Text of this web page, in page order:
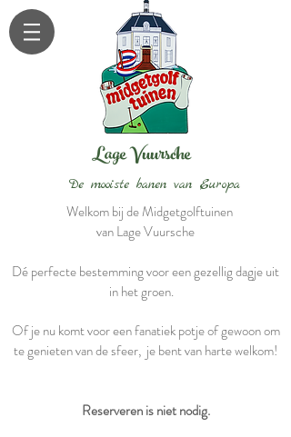
Lage Vuursche
De mooiste banen van Europa
Welkom bij de Midgetgolftuinen
van Lage Vuursche
Dé perfecte bestemming voor een gezellig dagje uit
in het groen.
Of je nu komt voor een fanatiek potje of gewoon om
te genieten van de sfeer, je bent van harte welkom!
Reserveren is niet nodig.